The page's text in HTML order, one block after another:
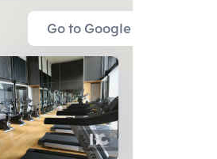
Go to Google Map